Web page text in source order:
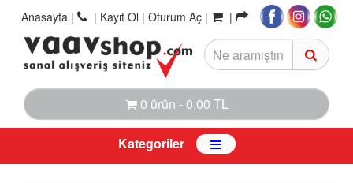
Anasayfa | | Kayıt Ol | Oturum Aç | |
0 ürün - 0,00 TL
Kategoriler